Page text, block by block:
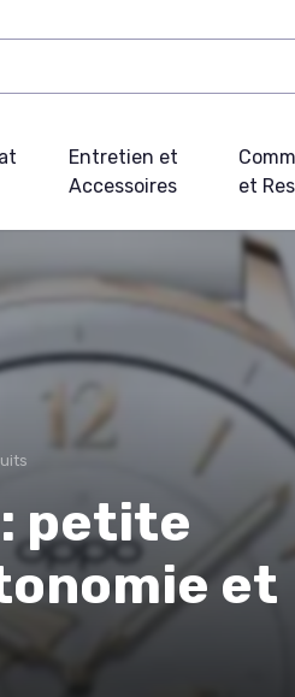
Entretien et
Accessoires
et
: petite
et